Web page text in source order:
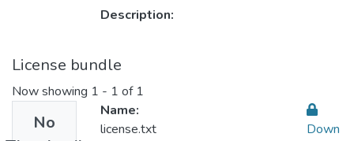
Description:
License bundle
Now showing 1 - 1 of 1
No
Name:
license.txt
Down